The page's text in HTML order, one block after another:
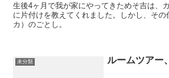
生後4ヶ月で我が家にやってきためそ吉は、
に片付けを教えてくれました。しかし、そ
カ）のごとし。
未分類 ルームツアー